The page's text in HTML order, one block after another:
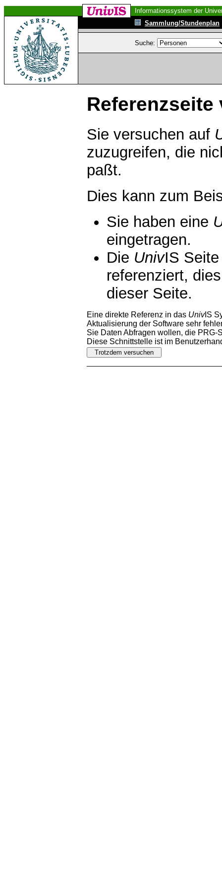
Informationssystem der
Sammlung/Stundenplan
Suche:
Referenzseite
Sie versuchen auf
zuzugreifen, die
paßt.
Dies kann zum
Sie haben eine
eingetragen.
Die UnivIS
referenziert,
dieser Seite.
Eine direkte Referenz in das UnivIS
Aktualisierung der Software sehr
Sie Daten Abfragen wollen, die PRG-
Diese Schnittstelle ist im